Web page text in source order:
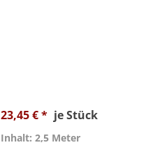
23,45 € * je Stück
Inhalt: 2,5 Meter